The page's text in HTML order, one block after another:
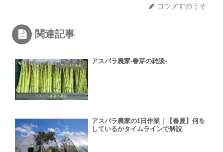
コツメすのうそ
関連記事
アスパラ農家-春芽の雑談-
アスパラ農家の1日作業｜【春夏】何を
しているかタイムラインで解説